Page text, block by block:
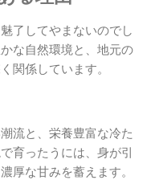
了してやまないのでし
な自然環境と、地元の
関係しています。
流と、栄養豊富な冷た
育ったうには、身が引
厚な甘みを蓄えます。